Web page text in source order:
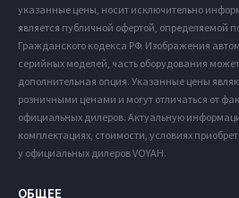
указанные цены, носит исключительно
является публичной офертой, определяемой
Гражданского кодекса РФ. Изображения
серийных моделей, часть оборудования
дополнительная опция. Указанные цены
розничными ценами и могут отличаться от
официальных дилеров. Актуальную
комплектациях, стоимости, условиях
у официальных дилеров VOYAH.
ОБЩЕЕ